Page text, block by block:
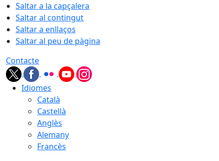
Saltar a la capçalera
Saltar al contingut
Saltar a enllaços
Saltar al peu de pàgina
Contacte
Idiomes
Català
Castellà
Anglès
Alemany
Francès